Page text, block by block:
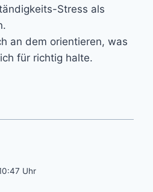
Stress als
an dem orientieren, was
für richtig halte.
Uhr